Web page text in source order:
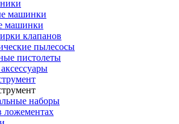
машинки
машинки
клапанов
пылесосы
пистолеты
наборы
ложементах